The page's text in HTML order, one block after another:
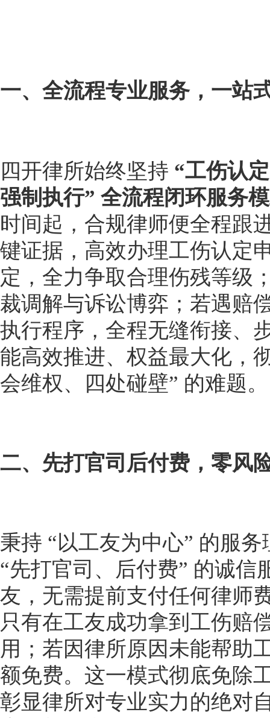
一、全流程专业服务，一站
四开律所始终坚持 “工伤认
强制执行” 全流程闭环服务
时间起，合规律师便全程跟
键证据，高效办理工伤认定
定，全力争取合理伤残等级
裁调解与诉讼博弈；若遇赔
执行程序，全程无缝衔接、
能高效推进、权益最大化，
会维权、四处碰壁” 的难题。
二、先打官司后付费，零风
秉持 “以工友为中心” 的服
“先打官司、后付费” 的诚信
友，无需提前支付任何律师
只有在工友成功拿到工伤赔
用；若因律所原因未能帮助
额免费。这一模式彻底免除
彰显律所对专业实力的绝对